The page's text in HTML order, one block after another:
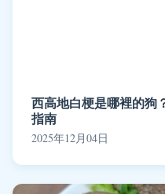
西高地白梗是哪裡的狗
指南
2025年12月04日